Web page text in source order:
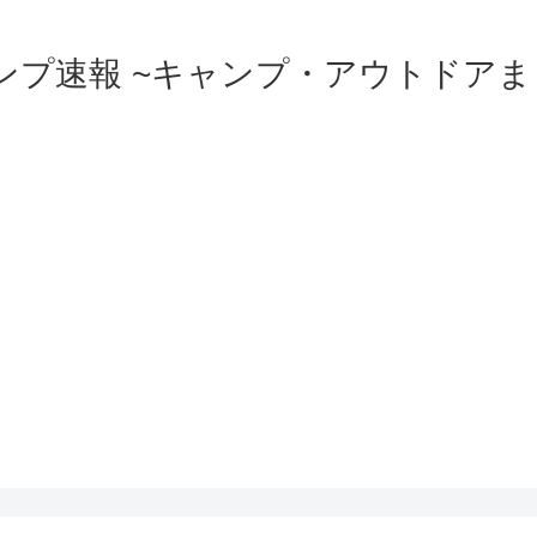
プ速報 ~キャンプ・アウトドア